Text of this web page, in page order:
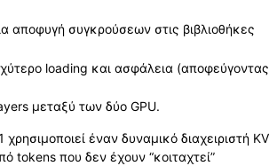
αποφυγή συγκρούσεων στις βιβλιοθήκες
loading και ασφάλεια (αποφεύγοντας
μεταξύ των δύο GPU.
έναν δυναμικό διαχειριστή KV
tokens που δεν έχουν “κοιταχτεί”